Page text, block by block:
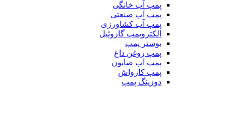
پمپ آب خانگی
پمپ آب صنعتی
پمپ آب کشاورزی
الکتروپمپ گازوئیل
بوستر پمپ
پمپ روغن داغ
پمپ آب صابون
پمپ کارواش
دوزینگ پمپ